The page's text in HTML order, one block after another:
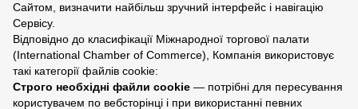
Сайтом, визначити найбільш зручний інтерфейс і навігацію
Сервісу.
Відповідно до класифікації Міжнародної торгової палати
(International Chamber of Commerce), Компанія використовує
такі категорії файлів cookie:
Строго необхідні файли cookie — потрібні для пересування
користувачем по вебсторінці і при використанні певних